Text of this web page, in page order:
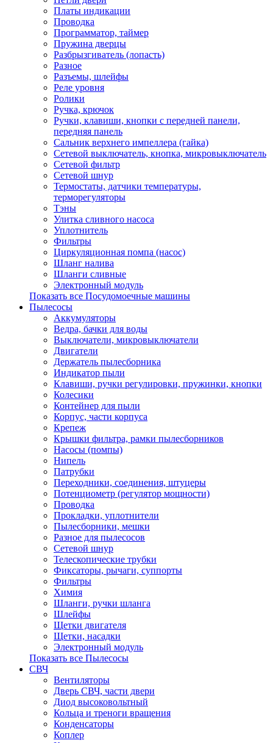
Платы индикации
Проводка
Программатор, таймер
Пружина дверцы
Разбрызгиватель (лопасть)
Разное
Разъемы, шлейфы
Реле уровня
Ролики
Ручка, крючок
Ручки, клавиши, кнопки с передней панели,
передняя панель
Сальник верхнего импеллера (гайка)
Сетевой выключатель, кнопка, микровыключатель
Сетевой фильтр
Сетевой шнур
Термостаты, датчики температуры,
терморегуляторы
Тэны
Улитка сливного насоса
Уплотнитель
Фильтры
Циркуляционная помпа (насос)
Шланг налива
Шланги сливные
Электронный модуль
Показать все Посудомоечные машины
Пылесосы
Аккумуляторы
Ведра, бачки для воды
Выключатели, микровыключатели
Двигатели
Держатель пылесборника
Индикатор пыли
Клавиши, ручки регулировки, пружинки, кнопки
Колесики
Контейнер для пыли
Корпус, части корпуса
Крепеж
Крышки фильтра, рамки пылесборников
Насосы (помпы)
Нипель
Патрубки
Переходники, соединения, штуцеры
Потенциометр (регулятор мощности)
Проводка
Прокладки, уплотнители
Пылесборники, мешки
Разное для пылесосов
Сетевой шнур
Телескопические трубки
Фиксаторы, рычаги, суппорты
Фильтры
Химия
Шланги, ручки шланга
Шлейфы
Щетки двигателя
Щетки, насадки
Электронный модуль
Показать все Пылесосы
СВЧ
Вентиляторы
Дверь СВЧ, части двери
Диод высоковольтный
Кольца и треноги вращения
Конденсаторы
Коплер